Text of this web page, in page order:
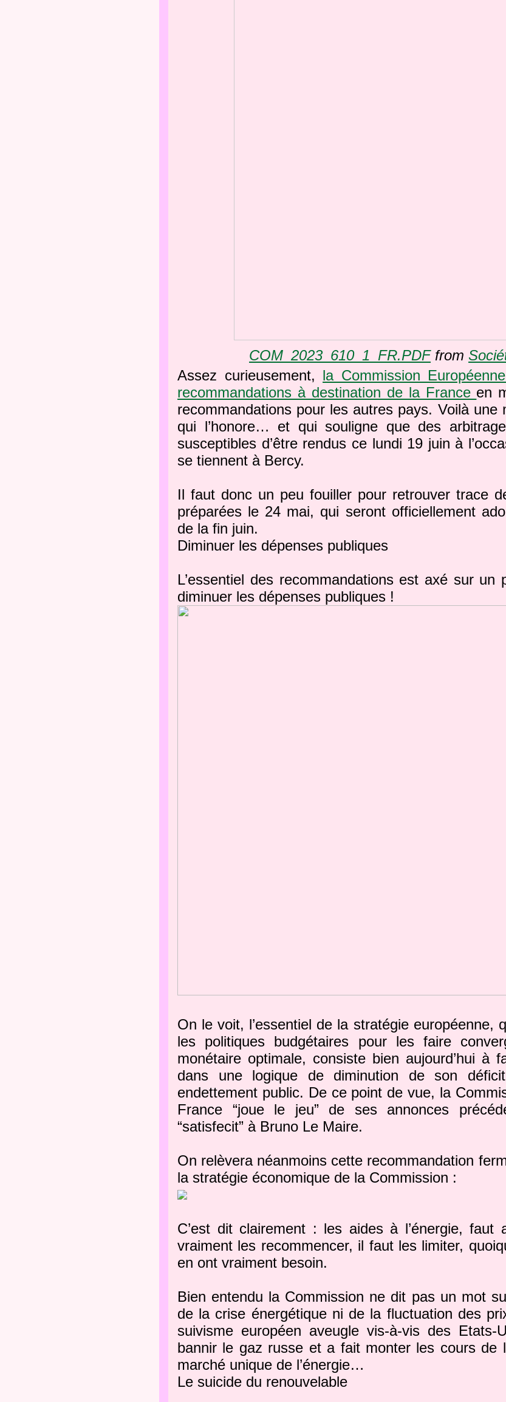
COM_2023_610_1_FR.PDFfrom
Assez curieusement, la Commission
recommandations à destination de la France en
recommandations pour les autres pays. Voilà une
qui l’honore… et qui souligne que des
susceptibles d’être rendus ce lundi 19 juin à
se tiennent à Bercy.
Il faut donc un peu fouiller pour retrouver trace
préparées le 24 mai, qui seront officiellement
de la fin juin.
Diminuer les dépenses publiques
L’essentiel des recommandations est axé sur
diminuer les dépenses publiques !
On le voit, l’essentiel de la stratégie européenne,
les politiques budgétaires pour les faire
monétaire optimale, consiste bien aujourd’hui à
dans une logique de diminution de son
endettement public. De ce point de vue, la
France “joue le jeu” de ses annonces
“satisfecit” à Bruno Le Maire.
On relèvera néanmoins cette recommandation
la stratégie économique de la Commission :
C’est dit clairement : les aides à l’énergie, faut
vraiment les recommencer, il faut les limiter,
en ont vraiment besoin.
Bien entendu la Commission ne dit pas un mot
de la crise énergétique ni de la fluctuation des
suivisme européen aveugle vis-à-vis des
bannir le gaz russe et a fait monter les cours de
marché unique de l’énergie…
Le suicide du renouvelable